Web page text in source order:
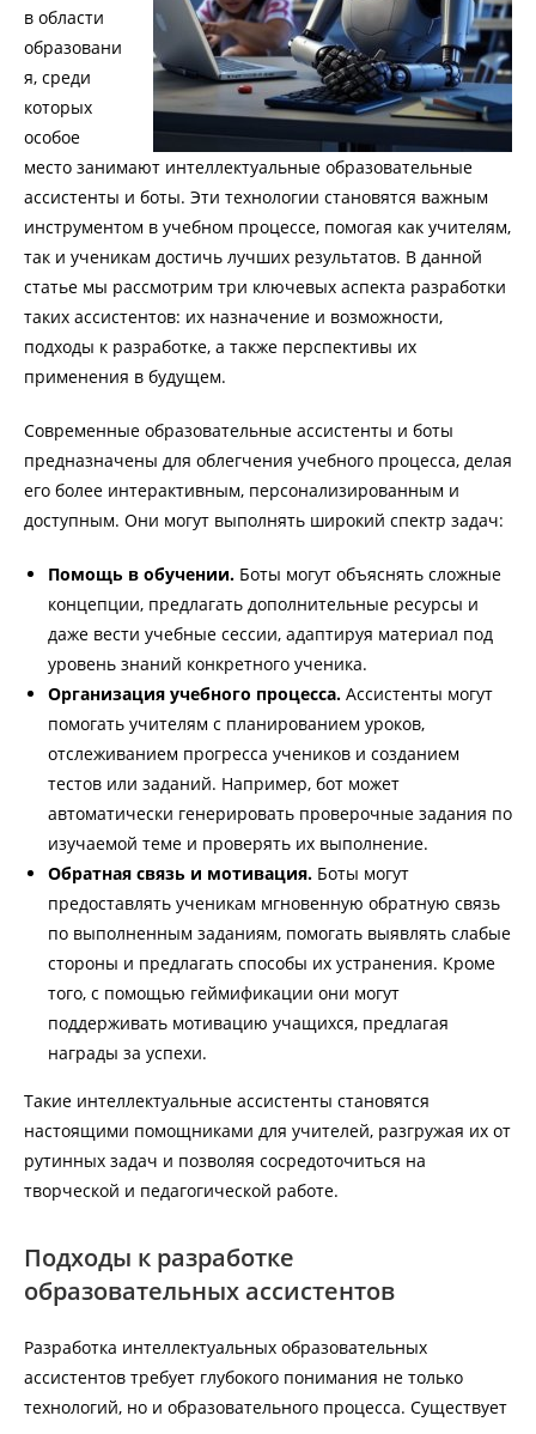
в области
образовани
я, среди
которых
особое
место занимают интеллектуальные образовательные
ассистенты и боты. Эти технологии становятся важным
инструментом в учебном процессе, помогая как учителям,
так и ученикам достичь лучших результатов. В данной
статье мы рассмотрим три ключевых аспекта разработки
таких ассистентов: их назначение и возможности,
подходы к разработке, а также перспективы их
применения в будущем.
Современные образовательные ассистенты и боты
предназначены для облегчения учебного процесса, делая
его более интерактивным, персонализированным и
доступным. Они могут выполнять широкий спектр задач:
Помощь в обучении. Боты могут объяснять сложные
концепции, предлагать дополнительные ресурсы и
даже вести учебные сессии, адаптируя материал под
уровень знаний конкретного ученика.
Организация учебного процесса. Ассистенты могут
помогать учителям с планированием уроков,
отслеживанием прогресса учеников и созданием
тестов или заданий. Например, бот может
автоматически генерировать проверочные задания по
изучаемой теме и проверять их выполнение.
Обратная связь и мотивация. Боты могут
предоставлять ученикам мгновенную обратную связь
по выполненным заданиям, помогать выявлять слабые
стороны и предлагать способы их устранения. Кроме
того, с помощью геймификации они могут
поддерживать мотивацию учащихся, предлагая
награды за успехи.
Такие интеллектуальные ассистенты становятся
настоящими помощниками для учителей, разгружая их от
рутинных задач и позволяя сосредоточиться на
творческой и педагогической работе.
Подходы к разработке
образовательных ассистентов
Разработка интеллектуальных образовательных
ассистентов требует глубокого понимания не только
технологий, но и образовательного процесса. Существует